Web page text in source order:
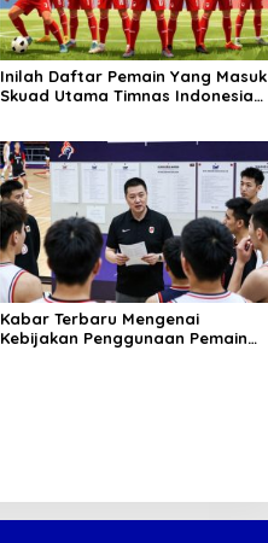
Inilah Daftar Pemain Yang Masuk
Skuad Utama Timnas Indonesia
Kabar Terbaru Mengenai
Kebijakan Penggunaan Pemain